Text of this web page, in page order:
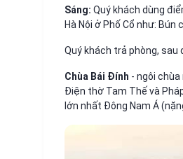
Sáng: Quý khách dùng
Hà Nội ở Phố Cổ như: Bún
Quý khách trả phòng, sau
Chùa Bái Đính - ngôi
Điện thờ Tam Thế và
lớn nhất Đông Nam Á